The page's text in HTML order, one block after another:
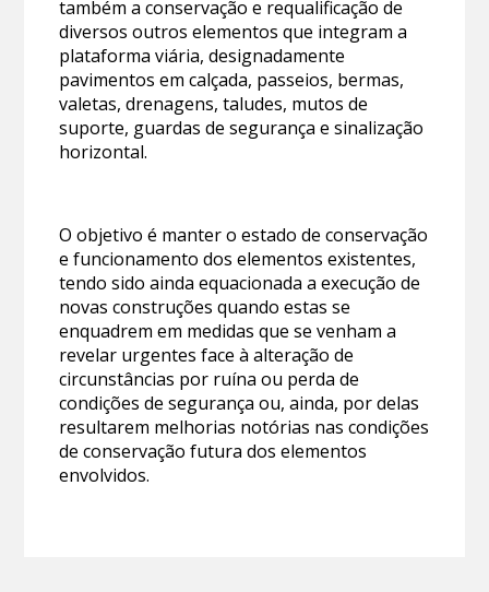
também a conservação e requalificação de
diversos outros elementos que integram a
plataforma viária, designadamente
pavimentos em calçada, passeios, bermas,
valetas, drenagens, taludes, mutos de
suporte, guardas de segurança e sinalização
horizontal.
O objetivo é manter o estado de conservação
e funcionamento dos elementos existentes,
tendo sido ainda equacionada a execução de
novas construções quando estas se
enquadrem em medidas que se venham a
revelar urgentes face à alteração de
circunstâncias por ruína ou perda de
condições de segurança ou, ainda, por delas
resultarem melhorias notórias nas condições
de conservação futura dos elementos
envolvidos.